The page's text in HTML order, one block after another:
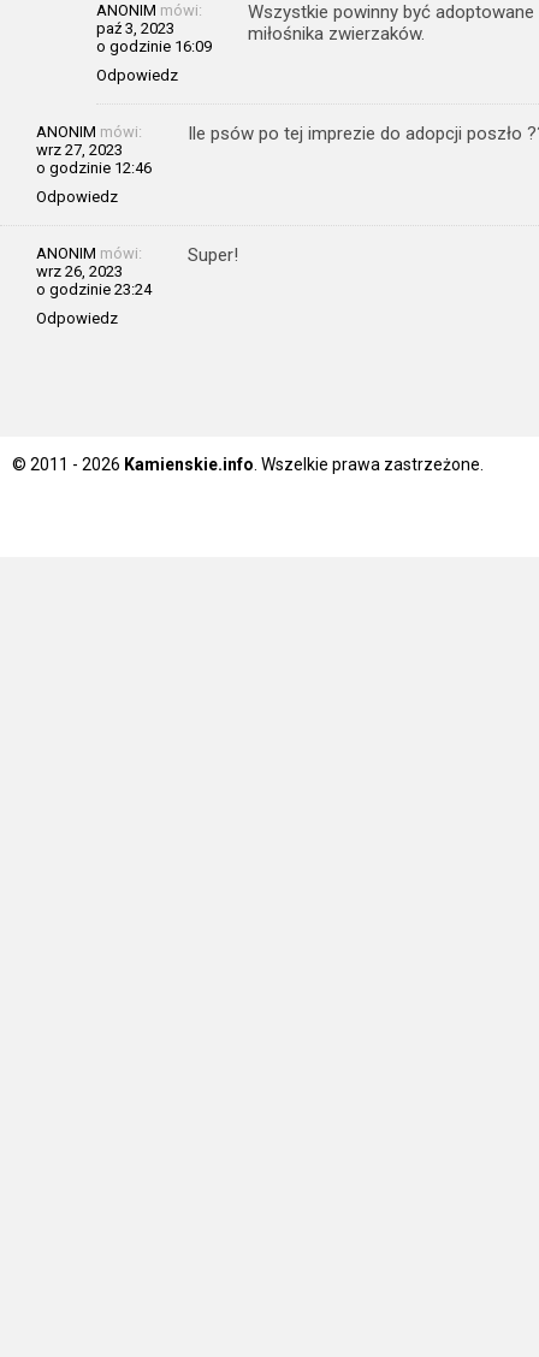
ANONIM mówi:
paź 3, 2023
o godzinie 16:09
Odpowiedz
Wszystkie powinny być
miłośnika zwierzaków.
ANONIM mówi:
wrz 27, 2023
o godzinie 12:46
Odpowiedz
Ile psów po tej imprezie do adopcji poszło
ANONIM mówi:
wrz 26, 2023
o godzinie 23:24
Odpowiedz
Super!
© 2011 - 2026 Kamienskie.info. Wszelkie prawa zastrzeżone.